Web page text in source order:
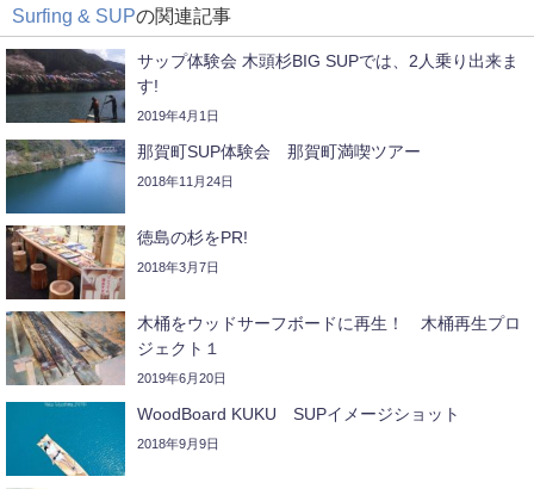
Surfing & SUPの関連記事
サップ体験会 木頭杉BIG SUPでは、2人乗り出来ま
す!
2019年4月1日
那賀町SUP体験会 那賀町満喫ツアー
2018年11月24日
徳島の杉をPR!
2018年3月7日
木桶をウッドサーフボードに再生！ 木桶再生プロ
ジェクト１
2019年6月20日
WoodBoard KUKU SUPイメージショット
2018年9月9日